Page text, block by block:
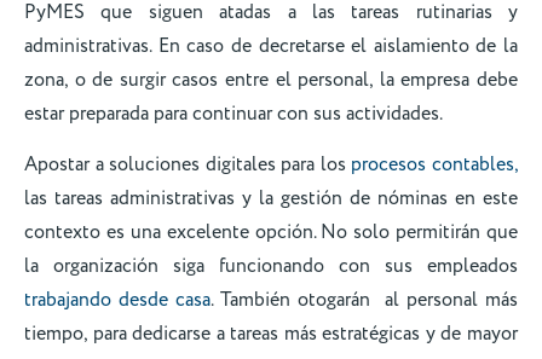
PyMES que siguen atadas a las tareas rutinarias y
administrativas. En caso de decretarse el aislamiento de la
zona, o de surgir casos entre el personal, la empresa debe
estar preparada para continuar con sus actividades.
Apostar a soluciones digitales para los procesos contables,
las tareas administrativas y la gestión de nóminas en este
contexto es una excelente opción. No solo permitirán que
la organización siga funcionando con sus empleados
trabajando desde casa. También otogarán al personal más
tiempo, para dedicarse a tareas más estratégicas y de mayor